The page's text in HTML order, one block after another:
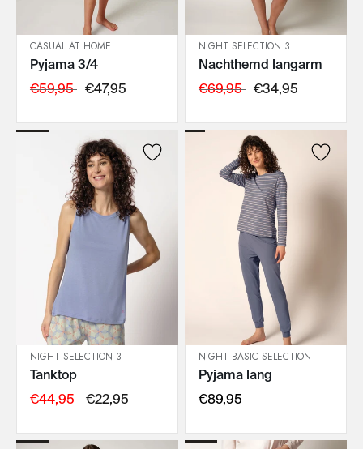
IN DEN WARENKORB
CASUAL AT HOME
Pyjama 3/4
€59,95 €47,95
IN DEN WARENKORB
NIGHT SELECTION 3
Nachthemd langarm
€69,95 €34,95
IN DEN WARENKORB
NIGHT SELECTION 3
Tanktop
€44,95 €22,95
IN DEN WARENKORB
NIGHT BASIC SELECTION
Pyjama lang
€89,95